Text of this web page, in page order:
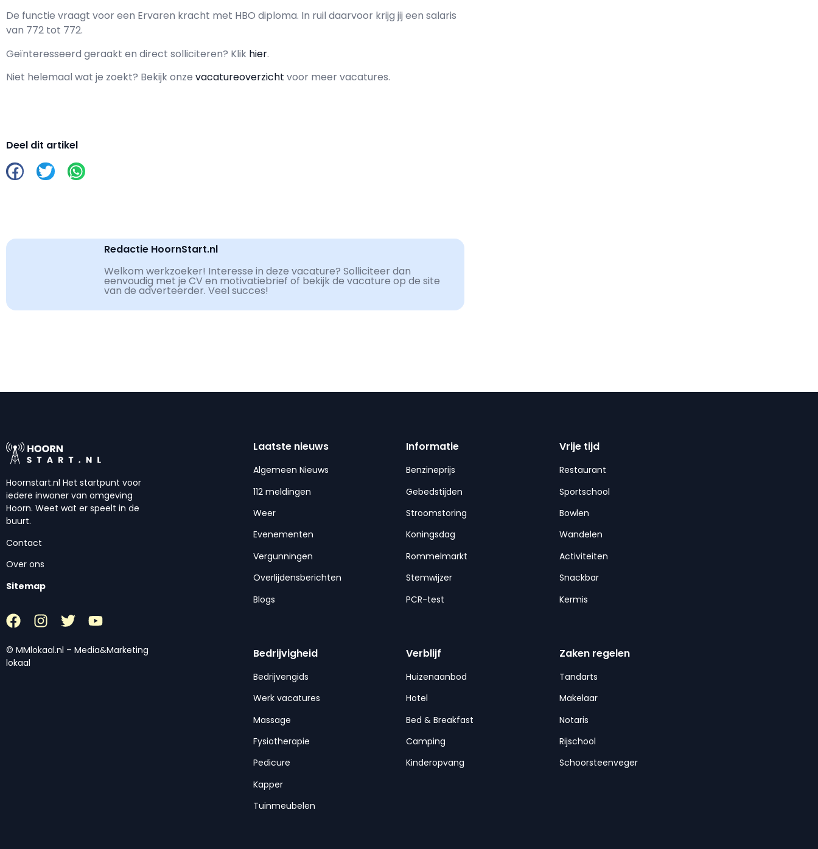
De functie vraagt voor een Ervaren kracht met HBO diploma. In ruil daarvoor krijg jij een salaris
van 772 tot 772.
Geïnteresseerd geraakt en direct solliciteren? Klik hier.
Niet helemaal wat je zoekt? Bekijk onze vacatureoverzicht voor meer vacatures.
Deel dit artikel
Redactie HoornStart.nl
Welkom werkzoeker! Interesse in deze vacature? Solliciteer dan
eenvoudig met je CV en motivatiebrief of bekijk de vacature op de site
van de adverteerder. Veel succes!
Hoornstart.nl Het startpunt voor
iedere inwoner van omgeving
Hoorn. Weet wat er speelt in de
buurt.
Contact
Over ons
Sitemap
© MMlokaal.nl – Media&Marketing
lokaal
Laatste nieuws
Algemeen Nieuws
112 meldingen
Weer
Evenementen
Vergunningen
Overlijdensberichten
Blogs
Informatie
Benzineprijs
Gebedstijden
Stroomstoring
Koningsdag
Rommelmarkt
Stemwijzer
PCR-test
Vrije tijd
Restaurant
Sportschool
Bowlen
Wandelen
Activiteiten
Snackbar
Kermis
Bedrijvigheid
Bedrijvengids
Werk vacatures
Massage
Fysiotherapie
Pedicure
Kapper
Tuinmeubelen
Verblijf
Huizenaanbod
Hotel
Bed & Breakfast
Camping
Kinderopvang
Zaken regelen
Tandarts
Makelaar
Notaris
Rijschool
Schoorsteenveger